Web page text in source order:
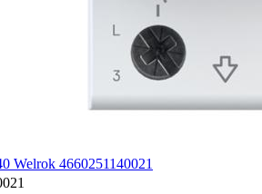
Welrok 4660251140021